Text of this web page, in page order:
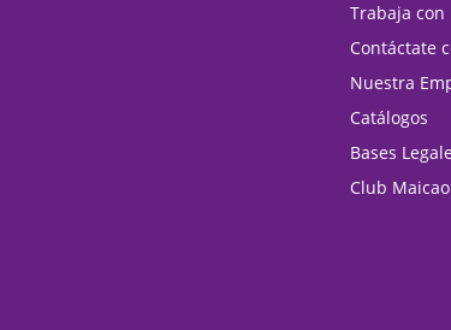
Trabaja con
Contáctate
Nuestra
Catálogos
Bases
Club Maicao